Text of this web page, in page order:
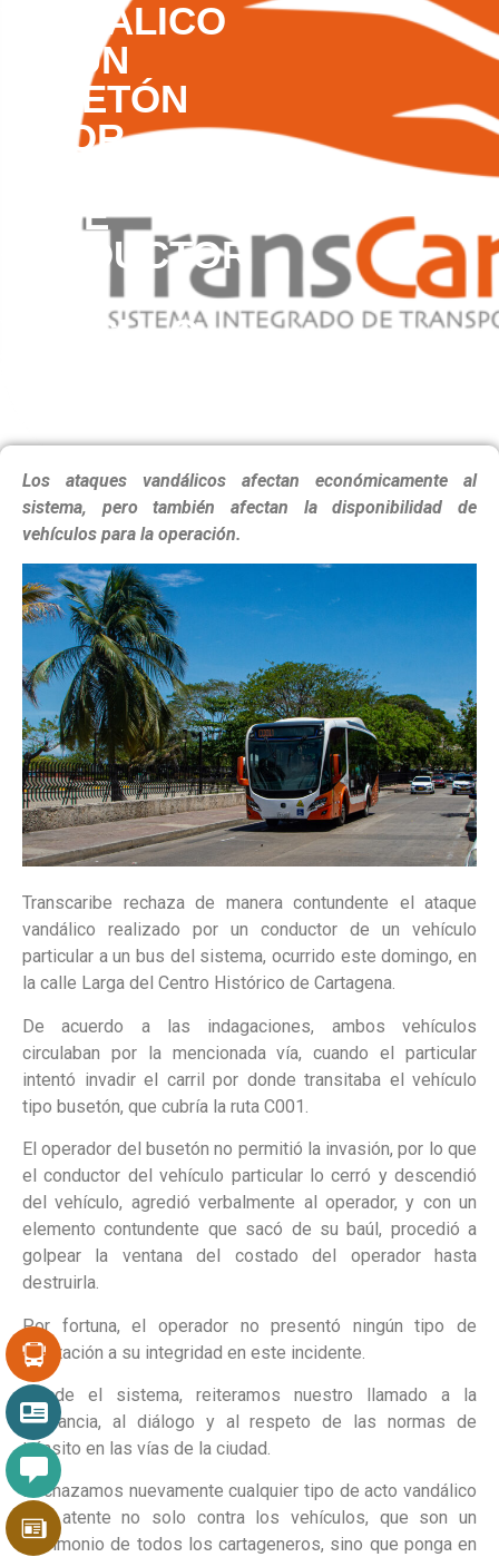
VANDÁLICO
A UN
BUSETÓN
POR
DE
CONDUCTOR
VEHÍCULO
Los ataques vandálicos afectan económicamente al
sistema, pero también afectan la disponibilidad de
vehículos para la operación.
Transcaribe rechaza de manera contundente el ataque
vandálico realizado por un conductor de un vehículo
particular a un bus del sistema, ocurrido este domingo, en
la calle Larga del Centro Histórico de Cartagena.
De acuerdo a las indagaciones, ambos vehículos
circulaban por la mencionada vía, cuando el particular
intentó invadir el carril por donde transitaba el vehículo
tipo busetón, que cubría la ruta C001.
El operador del busetón no permitió la invasión, por lo que
el conductor del vehículo particular lo cerró y descendió
del vehículo, agredió verbalmente al operador, y con un
elemento contundente que sacó de su baúl, procedió a
golpear la ventana del costado del operador hasta
destruirla.
Por fortuna, el operador no presentó ningún tipo de
afectación a su integridad en este incidente.
Desde el sistema, reiteramos nuestro llamado a la
tolerancia, al diálogo y al respeto de las normas de
tránsito en las vías de la ciudad.
Rechazamos nuevamente cualquier tipo de acto vandálico
que atente no solo contra los vehículos, que son un
patrimonio de todos los cartageneros, sino que ponga en